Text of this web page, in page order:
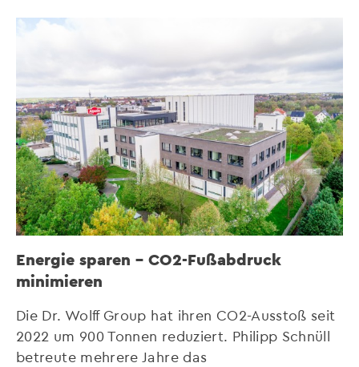
Energie sparen – CO2-Fußabdruck
minimieren
Die Dr. Wolff Group hat ihren CO2-Ausstoß seit
2022 um 900 Tonnen reduziert. Philipp Schnüll
betreute mehrere Jahre das